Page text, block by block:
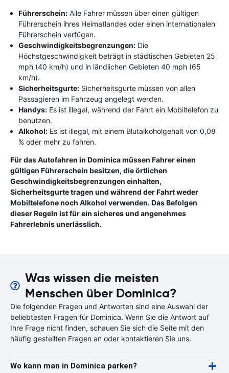
Führerschein: Alle Fahrer müssen über einen gültigen
Führerschein ihres Heimatlandes oder einen internationalen
Führerschein verfügen.
Geschwindigkeitsbegrenzungen: Die
Höchstgeschwindigkeit beträgt in städtischen Gebieten 25
mph (40 km/h) und in ländlichen Gebieten 40 mph (65
km/h).
Sicherheitsgurte: Sicherheitsgurte müssen von allen
Passagieren im Fahrzeug angelegt werden.
Handys: Es ist illegal, während der Fahrt ein Mobiltelefon zu
benutzen.
Alkohol: Es ist illegal, mit einem Blutalkoholgehalt von 0,08
% oder mehr zu fahren.
Für das Autofahren in Dominica müssen Fahrer einen
gültigen Führerschein besitzen, die örtlichen
Geschwindigkeitsbegrenzungen einhalten,
Sicherheitsgurte tragen und während der Fahrt weder
Mobiltelefone noch Alkohol verwenden. Das Befolgen
dieser Regeln ist für ein sicheres und angenehmes
Fahrerlebnis unerlässlich.
Was wissen die meisten
Menschen über Dominica?
Die folgenden Fragen und Antworten sind eine Auswahl der
beliebtesten Fragen für Dominica. Wenn Sie die Antwort auf
Ihre Frage nicht finden, schauen Sie sich die Seite mit den
häufig gestellten Fragen an oder kontaktieren Sie uns.
Wo kann man in Dominica parken?